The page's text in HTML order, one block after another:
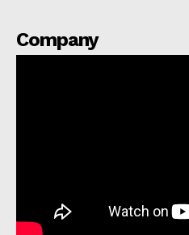
Company